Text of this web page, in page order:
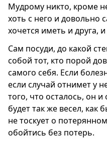
Мудрому никто, кроме
хоть с него и довольно
хочется иметь и друга,
Сам посуди, до какой
собой тот, кто порой
самого себя. Если
если случай отнимет у
того, что осталось, он
будет так же весел, как
не тоскует о
обойтись без потерь.